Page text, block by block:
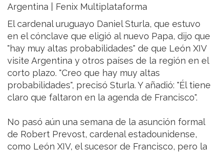
Argentina | Fenix Multiplataforma
El cardenal uruguayo Daniel Sturla, que estuvo
en el cónclave que eligió al nuevo Papa, dijo que
"hay muy altas probabilidades" de que León XIV
visite Argentina y otros países de la región en el
corto plazo. "Creo que hay muy altas
probabilidades", precisó Sturla. Y añadió: "Él tiene
claro que faltaron en la agenda de Francisco".
No pasó aún una semana de la asunción formal
de Robert Prevost, cardenal estadounidense,
como León XIV, el sucesor de Francisco, pero la